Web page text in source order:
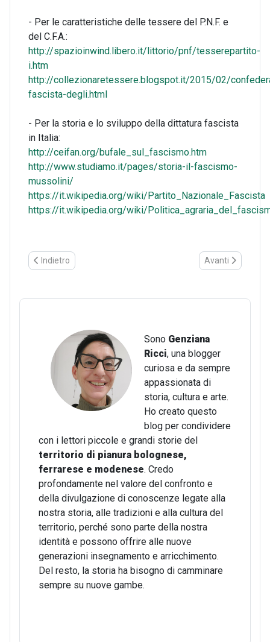
- Per le caratteristiche delle tessere del P.N.F. e
del C.F.A.:
http://spazioinwind.libero.it/littorio/pnf/tesserepartito-
i.htm
http://collezionaretessere.blogspot.it/2015/02/
fascista-degli.html
- Per la storia e lo sviluppo della dittatura fascista
in Italia:
http://ceifan.org/bufale_sul_fascismo.htm
http://www.studiamo.it/pages/storia-il-fascismo-
mussolini/
https://it.wikipedia.org/wiki/Partito_Nazionale_Fascista
https://it.wikipedia.org/wiki/
Articolo precedente: Timbri Postali: la pubblicità viaggia su
Indietro Articolo
Avanti
Sono Genziana
Ricci, una blogger
curiosa e da sempre
appassionata di
storia, cultura e arte.
Ho creato questo
blog per condividere
con i lettori piccole e grandi storie del
territorio di pianura bolognese,
ferrarese e modenese. Credo
profondamente nel valore del confronto e
della divulgazione di conoscenze legate alla
nostra storia, alle tradizioni e alla cultura del
territorio, perché sono parte della nostra
identità e possono offrire alle nuove
generazioni insegnamento e arricchimento.
Del resto, la storia ha bisogno di camminare
sempre su nuove gambe.